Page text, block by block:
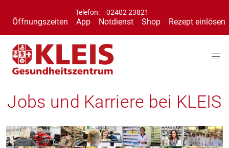
Telefon: 02402 23821
Öffnungszeiten App Notdienst Shop Rezept einlösen
Jobs und Karriere bei KLEIS